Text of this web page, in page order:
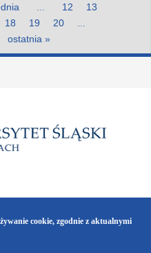
12
13
18 19 20
ostatnia »
cookie, zgodnie z aktualnymi